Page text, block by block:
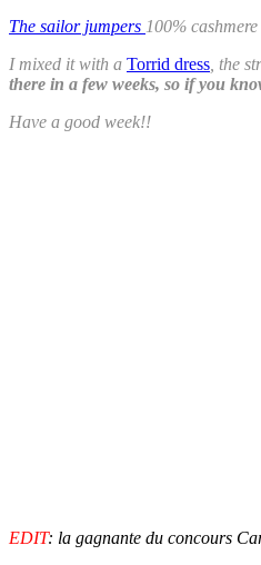
The sailor jumpers 100%
I mixed it with a Torrid dress , the
there in a few weeks, so if you
Have a good week!!
EDIT: la gagnante du concours